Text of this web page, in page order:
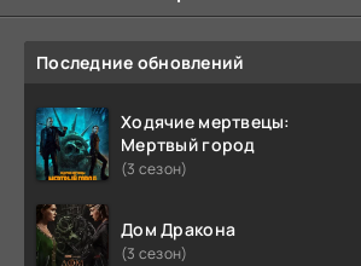
Последние обновлений
Ходячие мертвецы:
Мертвый город
(3 сезон)
Дом Дракона
(3 сезон)